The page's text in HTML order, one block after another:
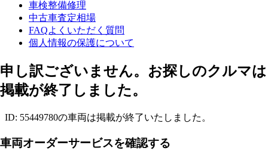
車検整備修理
中古車査定相場
FAQよくいただく質問
個人情報の保護について
申し訳ございません。お探しのクルマは
掲載が終了しました。
ID: 55449780の車両は掲載が終了いたしました。
車両オーダーサービスを確認する